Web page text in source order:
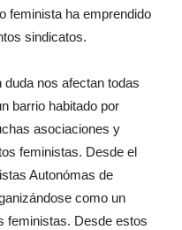
feminista ha emprendido
sindicatos.
nos afectan todas
barrio habitado por
asociaciones y
feministas. Desde el
Autonómas de
como un
feministas. Desde estos